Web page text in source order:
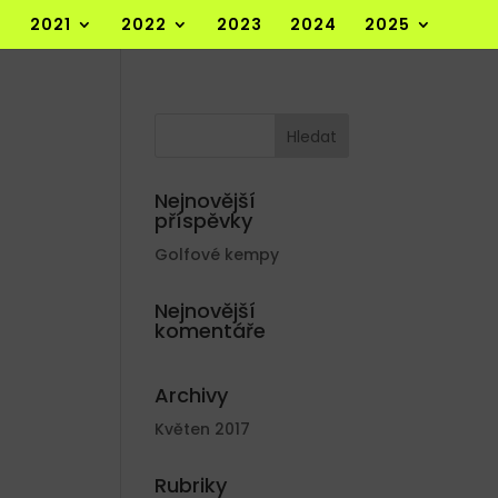
2021 2022 2023 2024 2025
Nejnovější
příspěvky
Golfové kempy
Nejnovější
komentáře
Archivy
Květen 2017
Rubriky